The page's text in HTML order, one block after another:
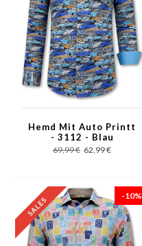
Hemd Mit Auto Printt
- 3112 - Blau
69,99 € 62,99 €
-10%